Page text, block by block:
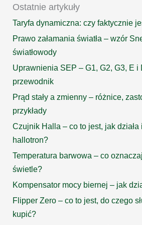
wybrać?
Ostatnie artykuły
Taryfa dynamiczna: czy faktycznie
Prawo załamania światła – wzór
światłowody
Uprawnienia SEP – G1, G2, G3, E i
przewodnik
Prąd stały a zmienny – różnice,
przykłady
Czujnik Halla – co to jest, jak
hallotron?
Temperatura barwowa – co
świetle?
Kompensator mocy biernej – jak
Flipper Zero – co to jest, do czego
kupić?